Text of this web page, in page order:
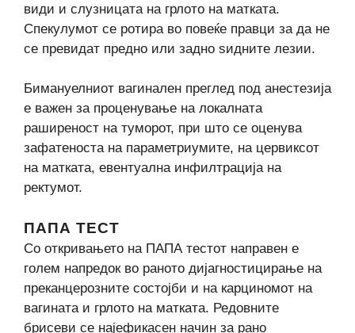
види и слузницата на грлото на матката.
Спекулумот се ротира во повеќе правци за да не
се превидат предно или задно sидните лезии.
Бимануелниот вагинален преглед под анестезија
е важен за проценување на локалната
раширеност на туморот, при што се оценува
зафатеноста на параметриумите, на цервиксот
на матката, евентуална инфилтрација на
ректумот.
ПАПА ТЕСТ
Со откривањето на ПАПА тестот направен е
голем напредок во раното дијагностицирање на
преканцерозните состојби и на карциномот на
вагината и грлото на матката. Редовните
брисеви се најефикасен начин за рано